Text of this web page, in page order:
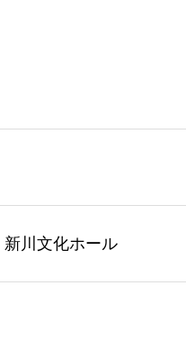
川文化ホール